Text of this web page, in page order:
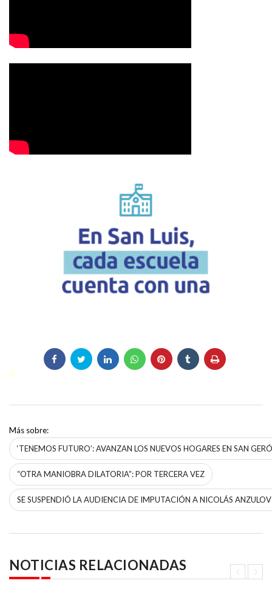
Más sobre:
‘TENEMOS FUTURO’: AVANZAN LOS NUEVOS HOGARES EN SAN
“OTRA MANIOBRA DILATORIA”: POR TERCERA VEZ
SE SUSPENDIÓ LA AUDIENCIA DE IMPUTACIÓN A NICOLÁS
NOTICIAS RELACIONADAS